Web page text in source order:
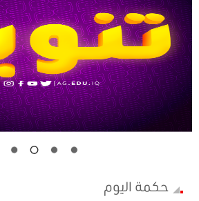
حكمة اليوم